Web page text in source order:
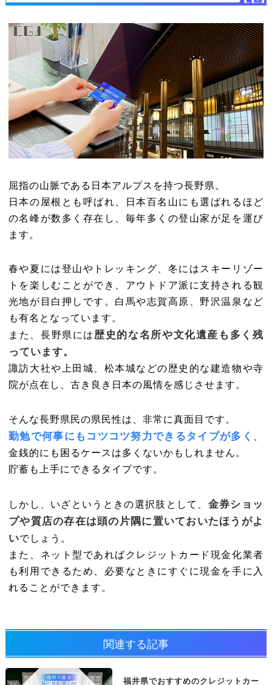
屈指の山脈である日本アルプスを持つ長野県。
日本の屋根とも呼ばれ、日本百名山にも選ばれるほど
の名峰が数多く存在し、毎年多くの登山家が足を運び
ます。
春や夏には登山やトレッキング、冬にはスキーリゾー
トを楽しむことができ、アウトドア派に支持される観
光地が目白押しです。白馬や志賀高原、野沢温泉など
も有名となっています。
また、長野県には歴史的な名所や文化遺産も多く残
っています。
諏訪大社や上田城、松本城などの歴史的な建造物や寺
院が点在し、古き良き日本の風情を感じさせます。
そんな長野県民の県民性は、非常に真面目です。
勤勉で何事にもコツコツ努力できるタイプが多く 、
金銭的にも困るケースは多くないかもしれません。
貯蓄も上手にできるタイプです。
しかし、いざというときの選択肢として、 金券ショッ
プや質店の存在は頭の片隅に置いておいたほうがよ
いでしょう。
また、ネット型であればクレジットカード現金化業者
も利用できるため、必要なときにすぐに現金を手に入
れることができます。
関連する記事
福井県でおすすめのクレジットカー